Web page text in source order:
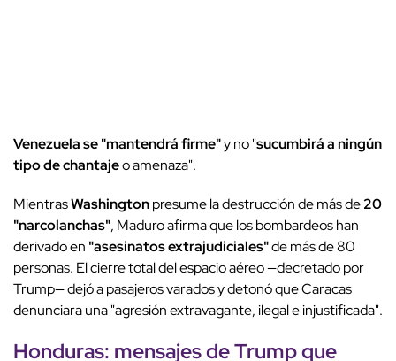
Venezuela se "mantendrá firme"y no "sucumbirá a ningún
tipo de chantajeo amenaza".
MientrasWashingtonpresume la destrucción de más de20
"narcolanchas", Maduro afirma que los bombardeos han
derivado en "asesinatos extrajudiciales"de más de 80
personas. El cierre total del espacio aéreo —decretado por
Trump— dejó a pasajeros varados y detonó que Caracas
denunciara una "agresión extravagante, ilegal e injustificada".
Honduras: mensajes de Trump que